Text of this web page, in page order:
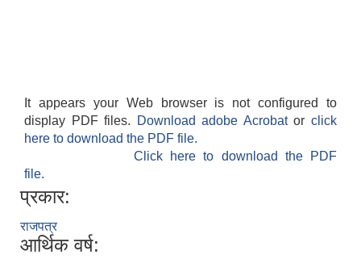
It appears your Web browser is not configured to
display PDF files.
Download adobe Acrobatorclick
here to download the PDF file.
Click here to download the PDF
file.
प्रकार:
राजपत्र
आर्थिक वर्ष: